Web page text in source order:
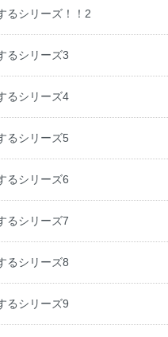
るシリーズ！！2
るシリーズ3
るシリーズ4
るシリーズ5
るシリーズ6
るシリーズ7
るシリーズ8
るシリーズ9